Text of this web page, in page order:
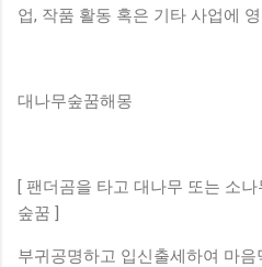
업, 작품 활동 혹은 기타 사업에
대나무숲꿈해몽
[ 팬더곰을 타고 대나무 또는 소
숲꿈 ]
부귀공명하고 입신출세하여 마